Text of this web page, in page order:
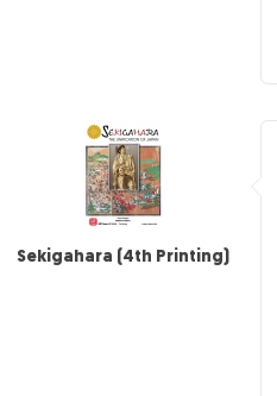
Sekigahara (4th Printing)